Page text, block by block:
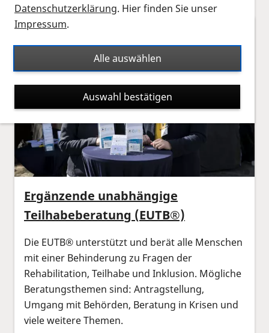
Ergänzende unabhängige
Teilhabeberatung (EUTB®)
Die EUTB® unterstützt und berät alle Menschen
mit einer Behinderung zu Fragen der
Rehabilitation, Teilhabe und Inklusion. Mögliche
Beratungsthemen sind: Antragstellung,
Umgang mit Behörden, Beratung in Krisen und
viele weitere Themen.
Datenschutzerklärung. Hier finden Sie unser
Impressum.
Alle auswählen
Auswahl bestätigen